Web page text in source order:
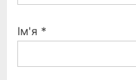
Ім'я *